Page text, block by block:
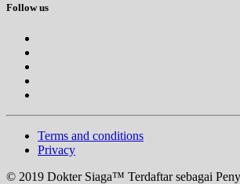
Follow us
Terms and conditions
Privacy
© 2019 Dokter Siaga™ Terdaftar sebagai